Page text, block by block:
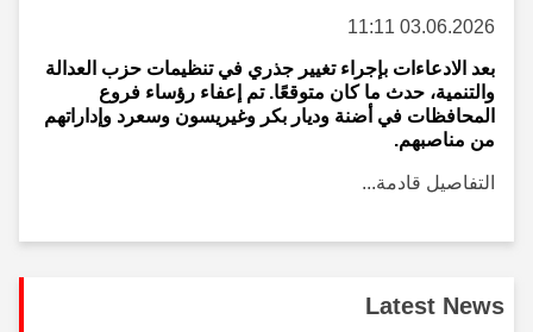
03.06.2026 11:11
بعد الادعاءات بإجراء تغيير جذري في تنظيمات حزب العدالة
والتنمية، حدث ما كان متوقعًا. تم إعفاء رؤساء فروع
المحافظات في أضنة وديار بكر وغيريسون وسعرد وإداراتهم
من مناصبهم.
التفاصيل قادمة...
Latest News